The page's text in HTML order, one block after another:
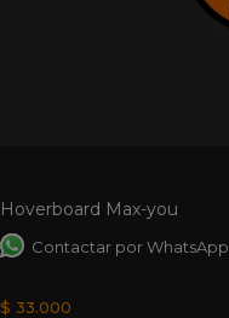
Hoverboard Max-you
Contactar por WhatsApp
$ 33.000